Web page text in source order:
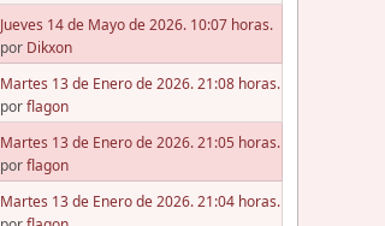
Jueves 14 de Mayo de 2026. 10:07 horas.
por Dikxon
Martes 13 de Enero de 2026. 21:08 horas.
porflagon
Martes 13 de Enero de 2026. 21:05 horas.
porflagon
Martes 13 de Enero de 2026. 21:04 horas.